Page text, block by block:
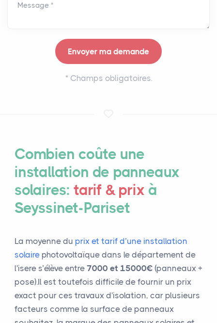
Message *
*Champs obligatoires.
Combien coûte une
installation de panneaux
solaires:tarif & prix à
Seyssinet-Pariset
La moyenne du prix et tarif d’une installation
solaire photovoltaïque dans le département de
l'isere s’élève entre 7000 et 15000€ (panneaux +
pose).Il est toutefois difficile de fournir un prix
exact pour ces travaux d'isolation, car plusieurs
facteurs comme la surface de panneaux